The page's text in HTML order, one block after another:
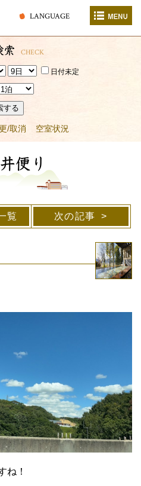
LANGUAGE
索 CHECK
日付未定
する
/取消 空室状況
便り
覧 次の記事
ね！